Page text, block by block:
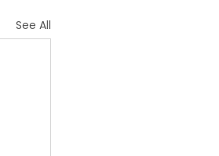
See All